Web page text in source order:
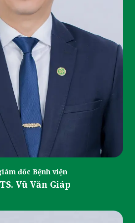
đốc Bệnh viện
Vũ Văn Giáp